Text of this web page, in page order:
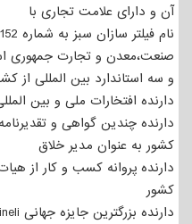
آن و دارای علامت تجاری با
و سه استاندارد بین المللی از
دارنده افتخارات ملی و بین
دارنده چندین گواهی و
کشور به عنوان مدیر خلاق
دارنده پروانه کسب و کار از
کشور